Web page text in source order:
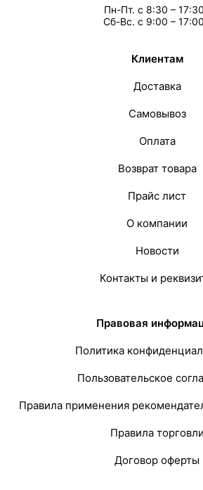
Пн-Пт. с 8:30 – 17:30
Сб-Вс. с 9:00 – 17:00
Клиентам
Доставка
Самовывоз
Оплата
Возврат товара
Прайс лист
О компании
Новости
Контакты и
Правовая
Политика
Пользовательское
Правила применения
Правила торговли
Договор оферты